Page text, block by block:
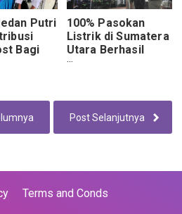
Putri
Bagi
Haji
100% Pasokan
Listrik di Sumatera
Utara Berhasil
Pulih, Setelah
Post Selanjutnya
Terms and Conds